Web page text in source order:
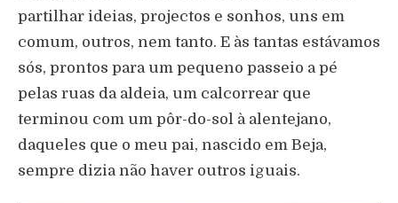
partilhar ideias, projectos e sonhos, uns em
comum, outros, nem tanto. E às tantas estávamos
sós, prontos para um pequeno passeio a pé
pelas ruas da aldeia, um calcorrear que
terminou com um pôr-do-sol à alentejano,
daqueles que o meu pai, nascido em Beja,
sempre dizia não haver outros iguais.